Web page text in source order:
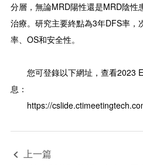
分層，無論MRD陽性還是MRD陰性
治療。研究主要終點為3年DFS率，
率、OS和安全性。
您可登錄以下網址，查看2023
息：
https://
 上一篇